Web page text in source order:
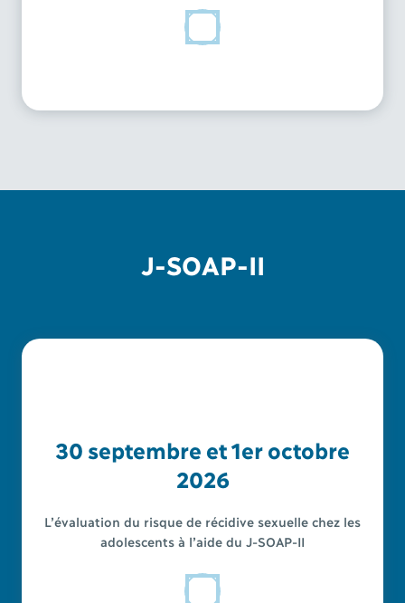
J-SOAP-II
30 septembre et 1er octobre
2026
L’évaluation du risque de récidive sexuelle chez les
adolescents à l’aide du J-SOAP-II